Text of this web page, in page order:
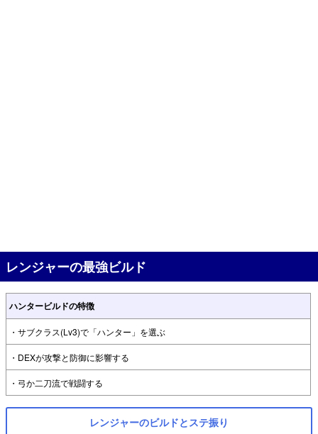
レンジャーの最強ビルド
ハンタービルドの特徴
・サブクラス(Lv3)で「ハンター」を選ぶ
・DEXが攻撃と防御に影響する
・弓か二刀流で戦闘する
レンジャーのビルドとステ振り